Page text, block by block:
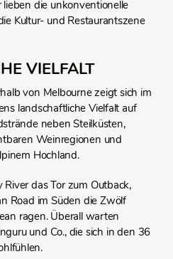
die unkonventionelle
Kultur- und Restaurantszene
VIELFALT
von Melbourne zeigt sich im
landschaftliche Vielfalt auf
neben Steilküsten,
Weinregionen und
Hochland.
das Tor zum Outback,
Road im Süden die Zwölf
ragen. Überall warten
und Co., die sich in den 36